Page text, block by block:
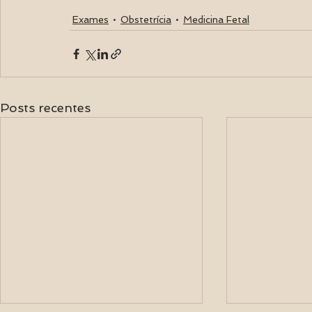
Exames Obstetrícia Medicina Fetal
Posts recentes